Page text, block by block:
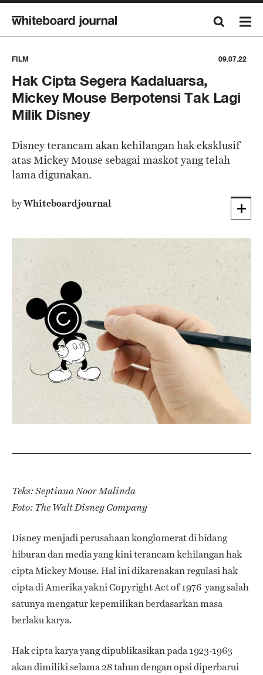
FILM 09.07.22
Hak Cipta Segera Kadaluarsa,
Mickey Mouse Berpotensi Tak Lagi
Milik Disney
Disney terancam akan kehilangan hak eksklusif
atas Mickey Mouse sebagai maskot yang telah
lama digunakan.
byWhiteboardjournal
Teks: Septiana Noor Malinda
Foto: The Walt Disney Company
Disney menjadi perusahaan konglomerat di bidang
hiburan dan media yang kini terancam kehilangan hak
cipta Mickey Mouse. Hal ini dikarenakan regulasi hak
cipta di Amerika yakni Copyright Act of 1976 yang salah
satunya mengatur kepemilikan berdasarkan masa
berlaku karya.
Hak cipta karya yang dipublikasikan pada 1923-1963
akan dimiliki selama 28 tahun dengan opsi diperbarui